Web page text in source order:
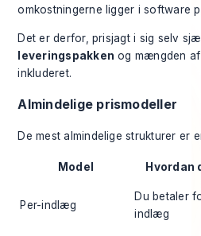
omkostningerne ligger i software
Det er derfor, prisjagt i sig selv
leveringspakken og mængden
inkluderet.
Almindelige prismodeller
De mest almindelige strukturer er
Model Hvordan
Per-indlæg
Du betaler
indlæg